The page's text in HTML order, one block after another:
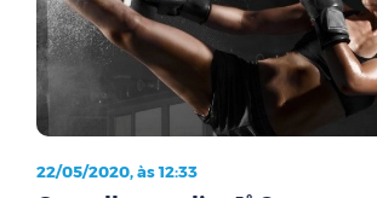
22/05/2020, às 12:33